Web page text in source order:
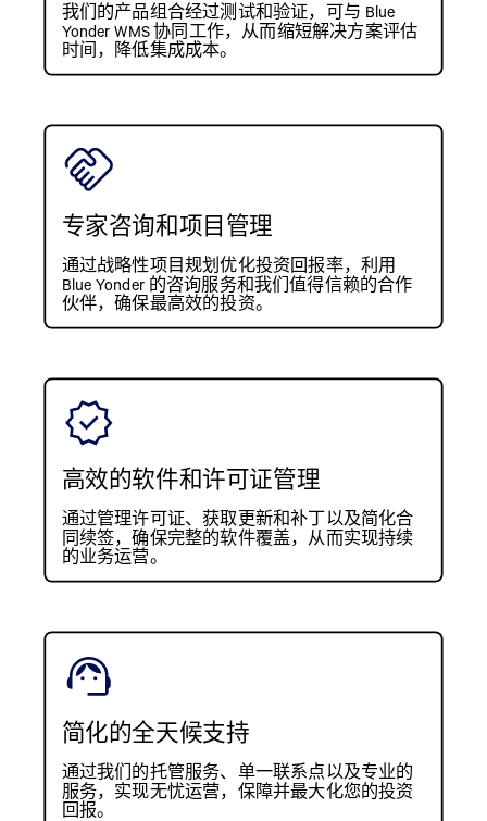
我们的产品组合经过测试和验证，可与 Blue
Yonder WMS 协同工作，从而缩短解决方案评估
时间，降低集成成本。
专家咨询和项目管理
通过战略性项目规划优化投资回报率，利用
Blue Yonder 的咨询服务和我们值得信赖的合作
伙伴，确保最高效的投资。
高效的软件和许可证管理
通过管理许可证、获取更新和补丁以及简化合
同续签，确保完整的软件覆盖，从而实现持续
的业务运营。
简化的全天候支持
通过我们的托管服务、单一联系点以及专业的
服务，实现无忧运营，保障并最大化您的投资
回报。